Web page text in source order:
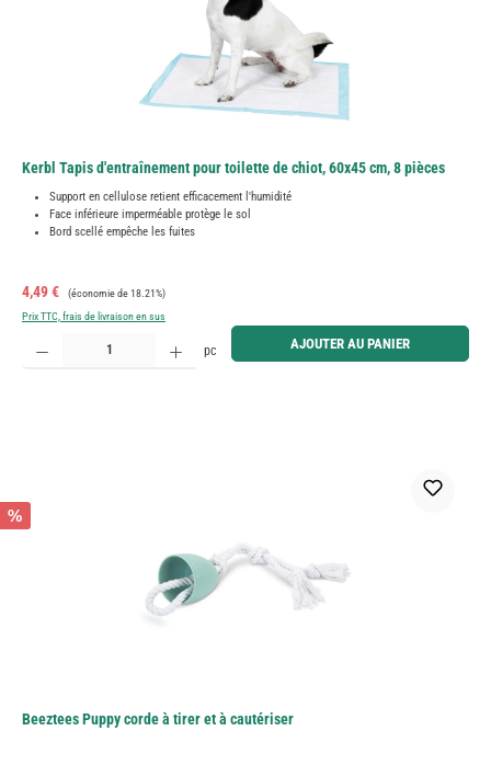
Kerbl Tapis d'entraînement pour toilette de chiot, 60x45 cm, 8 pièces
Support en cellulose retient efficacement l'humidité
Face inférieure imperméable protège le sol
Bord scellé empêche les fuites
Prix de vente :
4,49 € Prix régulier :
(économie de 18.21%)
Prix TTC, frais de livraison en sus
Quantité de produit : Entrez la quantité souhaitée ou utilisez les boutons pour augmenter ou
pc AJOUTER AU PANIER
%
Beeztees Puppy corde à tirer et à cautériser